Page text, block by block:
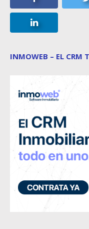
INMOWEB – EL CRM